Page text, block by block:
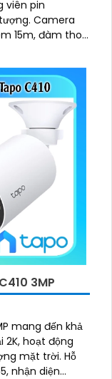
viên pin
15m, đàm thoại
3MP
mang đến khả
hoạt động
mặt trời. Hỗ
nhận diện